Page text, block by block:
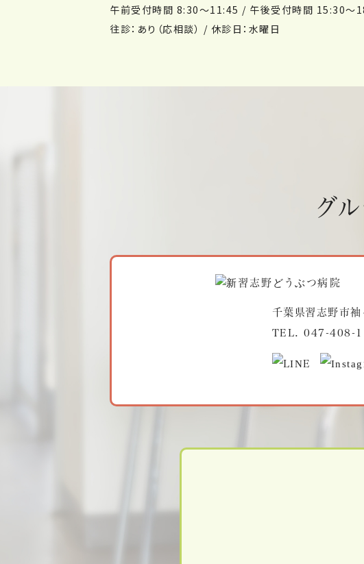
午前受付時間 8:30～11:45 / 午後受付時間 15:30～
往診：あり（応相談） / 休診日：水曜日
グ
千葉県習志野市
TEL.047-408-